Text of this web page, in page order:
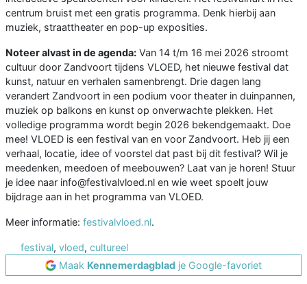
centrum bruist met een gratis programma. Denk hierbij aan
muziek, straattheater en pop-up exposities.
Noteer alvast in de agenda: Van 14 t/m 16 mei 2026 stroomt
cultuur door Zandvoort tijdens VLOED, het nieuwe festival dat
kunst, natuur en verhalen samenbrengt. Drie dagen lang
verandert Zandvoort in een podium voor theater in duinpannen,
muziek op balkons en kunst op onverwachte plekken. Het
volledige programma wordt begin 2026 bekendgemaakt. Doe
mee! VLOED is een festival van en voor Zandvoort. Heb jij een
verhaal, locatie, idee of voorstel dat past bij dit festival? Wil je
meedenken, meedoen of meebouwen? Laat van je horen! Stuur
je idee naar info@festivalvloed.nl en wie weet spoelt jouw
bijdrage aan in het programma van VLOED.
Meer informatie: festivalvloed.nl.
festival, vloed, cultureel
Maak Kennemerdagblad je Google-favoriet